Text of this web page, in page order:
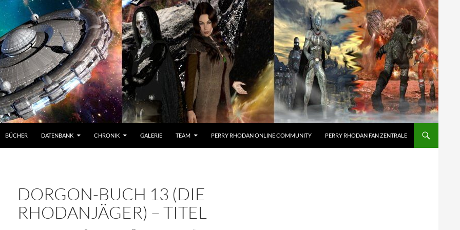
BÜCHER DATENBANK CHRONIK GALERIE TEAM PERRY RHODAN ONLINE COMMUNITY PERRY RHODAN FAN ZENTRALE
DORGON-BUCH 13 (DIE
RHODANJÄGER) – TITEL